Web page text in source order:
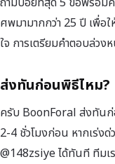
ศพมามากกว่า 25 ปี เพื่อ
ใจ การเตรียมคำตอบล่วง
ส่งทันก่อนพิธีไหม?
ครับ BoonForal ส่งทัน
2-4 ชั่วโมงก่อน หากเร่ง
@148zsiye ได้ทันที ทีมเ